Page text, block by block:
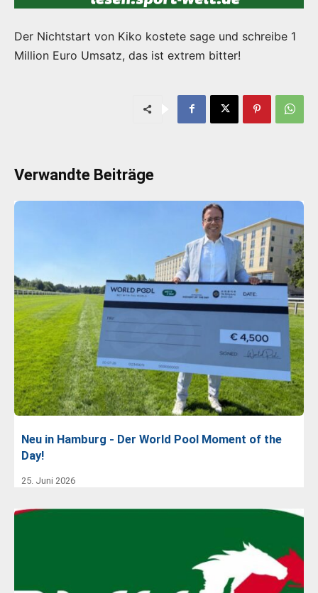
Der Nichtstart von Kiko kostete sage und schreibe 1
Million Euro Umsatz, das ist extrem bitter!
Verwandte Beiträge
Neu in Hamburg - Der World Pool Moment of the
Day!
25. Juni 2026